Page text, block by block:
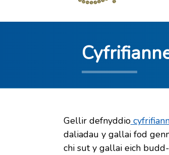
Gellir defnyddio
daliadau y gallai fod
chi sut y gallai eich